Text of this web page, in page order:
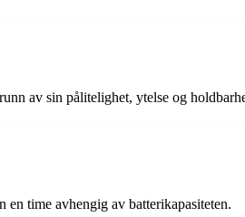
av sin pålitelighet, ytelse og
time avhengig av batterikapasiteten.